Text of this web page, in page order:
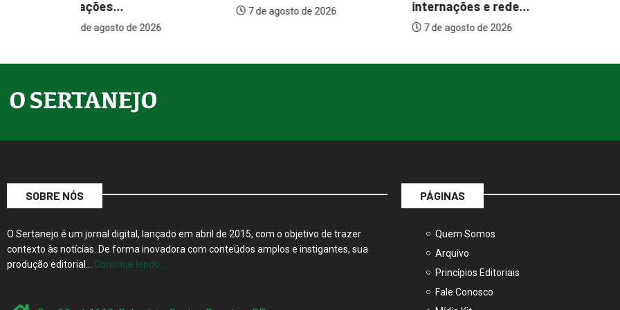
7 de agosto de 2026
internações e rede...
atrações...
7 de agosto de 2026
SOBRE NÓS
O Sertanejo é um jornal digital, lançado em abril de 2015, com o objetivo de trazer
contexto às notícias. De forma inovadora com conteúdos amplos e instigantes, sua
produção editorial… Continue lendo…
PÁGINAS
Quem Somos
Arquivo
Princípios Editoriais
Fale Conosco